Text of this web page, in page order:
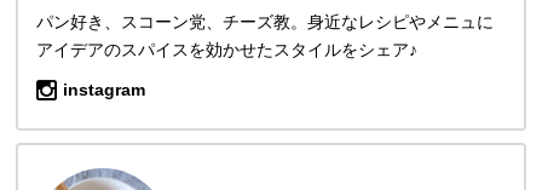
パン好き、スコーン党、チーズ教。身近なレシピやメニュに
アイデアのスパイスを効かせたスタイルをシェア♪
instagram